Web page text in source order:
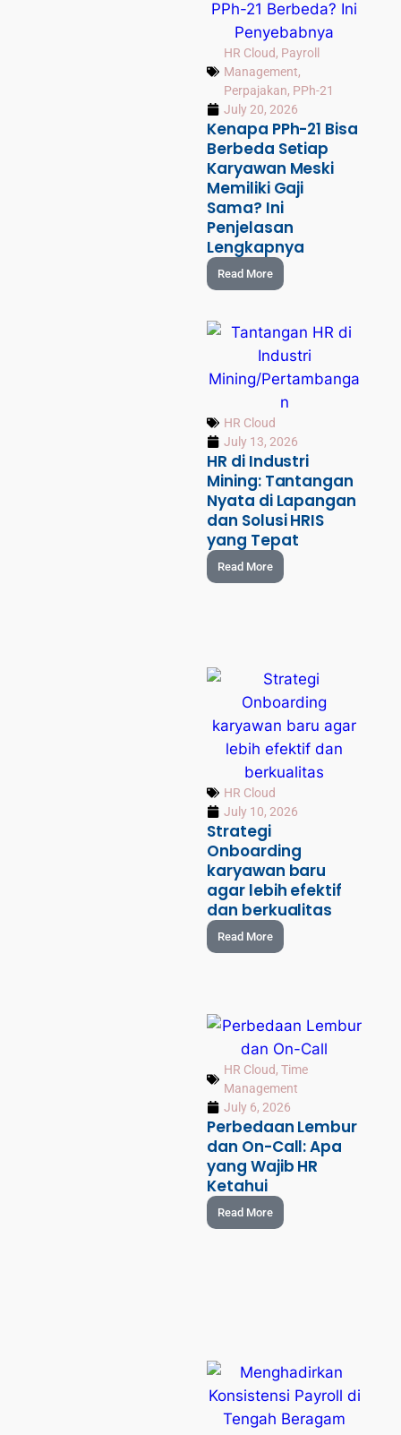
HR Cloud, Payroll
Management,
Perpajakan, PPh-21
July 20, 2026
Kenapa PPh-21 Bisa
Berbeda Setiap
Karyawan Meski
Memiliki Gaji
Sama? Ini
Penjelasan
Lengkapnya
Read More
HR Cloud
July 13, 2026
HR di Industri
Mining: Tantangan
Nyata di Lapangan
dan Solusi HRIS
yang Tepat
Read More
HR Cloud
July 10, 2026
Strategi
Onboarding
karyawan baru
agar lebih efektif
dan berkualitas
Read More
HR Cloud,Time
Management
July 6, 2026
Perbedaan Lembur
dan On-Call: Apa
yang Wajib HR
Ketahui
Read More